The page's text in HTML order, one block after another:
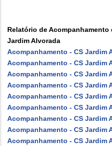
Relatório de
Jardim Alvorada
Acompanhamento - CS Jardim
Acompanhamento - CS Jardim
Acompanhamento - CS Jardim
Acompanhamento - CS Jardim
Acompanhamento - CS Jardim
Acompanhamento - CS Jardim
Acompanhamento - CS Jardim
Acompanhamento - CS Jardim
Acompanhamento - CS Jardim